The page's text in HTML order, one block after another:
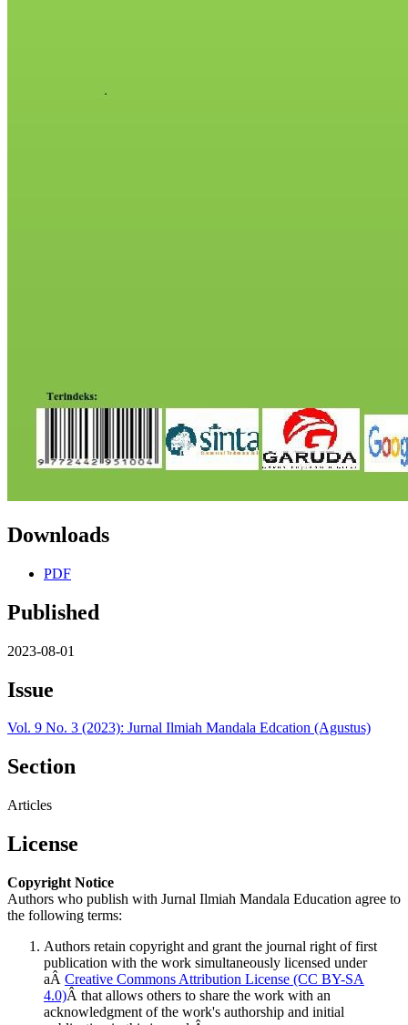
Downloads
PDF
Published
2023-08-01
Issue
Vol. 9 No. 3 (2023): Jurnal Ilmiah Mandala Edcation (Agustus)
Section
Articles
License
Copyright Notice
Authors who publish with Jurnal Ilmiah Mandala Education agree to
the following terms:
Authors retain copyright and grant the journal right of first
publication with the work simultaneously licensed under
aÂ Creative Commons Attribution License (CC BY-SA
4.0)Â that allows others to share the work with an
acknowledgment of the work's authorship and initial